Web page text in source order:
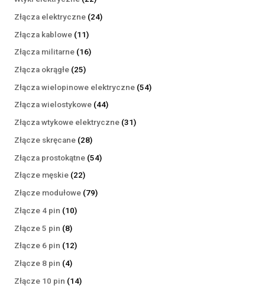
produkty
Złącza elektryczne 2424
Złącza kablowe 1111
produktów
Złącza militarne 1616
Złącza okrągłe 2525
produktów
Złącza wielopinowe elektryczne 5454
Złącza wielostykowe 4444
produkty
Złącza wtykowe elektryczne 3131
Złącze skręcane 2828
produktów
Złącza prostokątne 5454
Złącze męskie 2222
produkty
Złącze modułowe 7979
Złącze 4 pin 1010
Złącze 5 pin 88
produktów
Złącze 6 pin 1212
Złącze 8 pin 44
produkty
Złącze 10 pin 1414